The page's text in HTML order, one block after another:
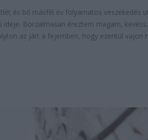
és bő másfél év folyamatos veszekedés
Borzalmasan éreztem magam,
az járt a fejemben, hogy ezentúl vajon